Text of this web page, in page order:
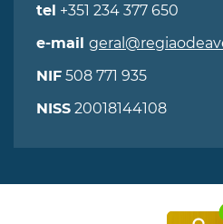
tel +351 234 377 650
e-mail
NIF 508 771 935
NISS 20018144108